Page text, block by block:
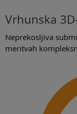
Vrhunska
Neprekosljiva
meritvah